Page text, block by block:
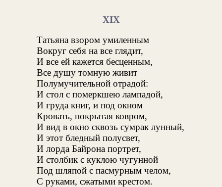
XIX
Татьяна взором умиленным
Вокруг себя на все глядит,
И все ей кажется бесценным,
Все душу томную живит
Полумучительной отрадой:
И стол с померкшею лампадой,
И груда книг, и под окном
Кровать, покрытая ковром,
И вид в окно сквозь сумрак лунный,
И этот бледный полусвет,
И лорда Байрона портрет,
И столбик с куклою чугунной
Под шляпой с пасмурным челом,
С руками, сжатыми крестом.